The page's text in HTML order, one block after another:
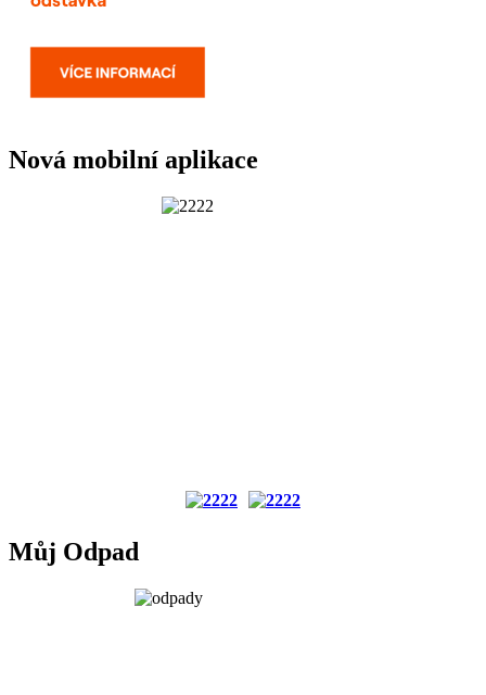
Nová mobilní aplikace
Můj Odpad